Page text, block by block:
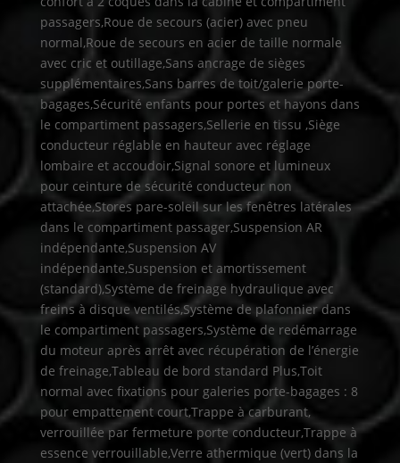
passagers,Roue de secours (acier) avec pneu
normal,Roue de secours en acier de taille normale
avec cric et outillage,Sans ancrage de sièges
supplémentaires,Sans barres de toit/galerie porte-
bagages,Sécurité enfants pour portes et hayons dans
le compartiment passagers,Sellerie en tissu ,Siège
conducteur réglable en hauteur avec réglage
lombaire et accoudoir,Signal sonore et lumineux
pour ceinture de sécurité conducteur non
attachée,Stores pare-soleil sur les fenêtres latérales
dans le compartiment passager,Suspension AR
indépendante,Suspension AV
indépendante,Suspension et amortissement
(standard),Système de freinage hydraulique avec
freins à disque ventilés,Système de plafonnier dans
le compartiment passagers,Système de redémarrage
du moteur après arrêt avec récupération de l’énergie
de freinage,Tableau de bord standard Plus,Toit
normal avec fixations pour galeries porte-bagages : 8
pour empattement court,Trappe à carburant,
verrouillée par fermeture porte conducteur,Trappe à
essence verrouillable,Verre athermique (vert) dans la